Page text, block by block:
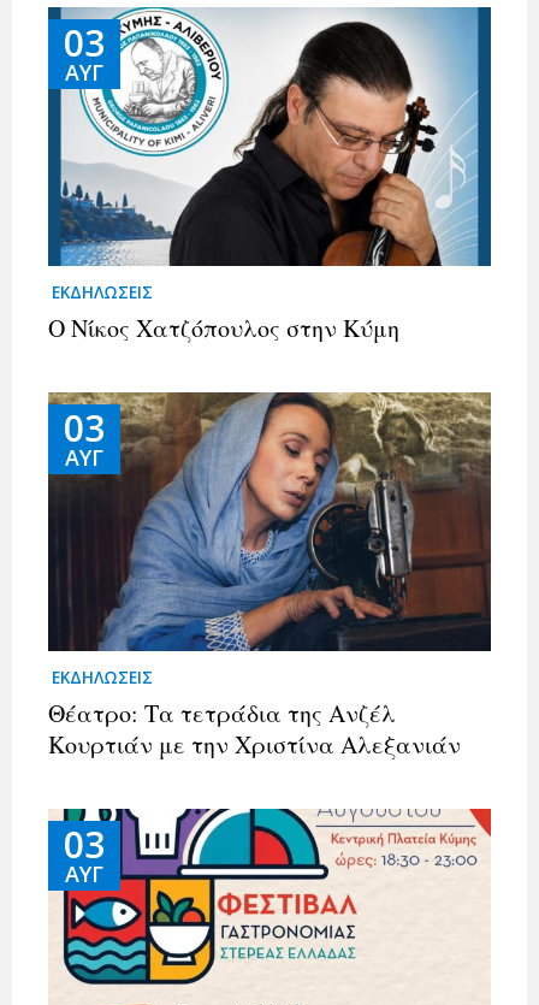
03
ΑΥΓ
ΕΚΔΗΛΩΣΕΙΣ
Ο Νίκος Χατζόπουλος στην Κύμη
03
ΑΥΓ
ΕΚΔΗΛΩΣΕΙΣ
Θέατρο: Τα τετράδια της Ανζέλ
Κουρτιάν με την Χριστίνα Αλεξανιάν
03
ΑΥΓ